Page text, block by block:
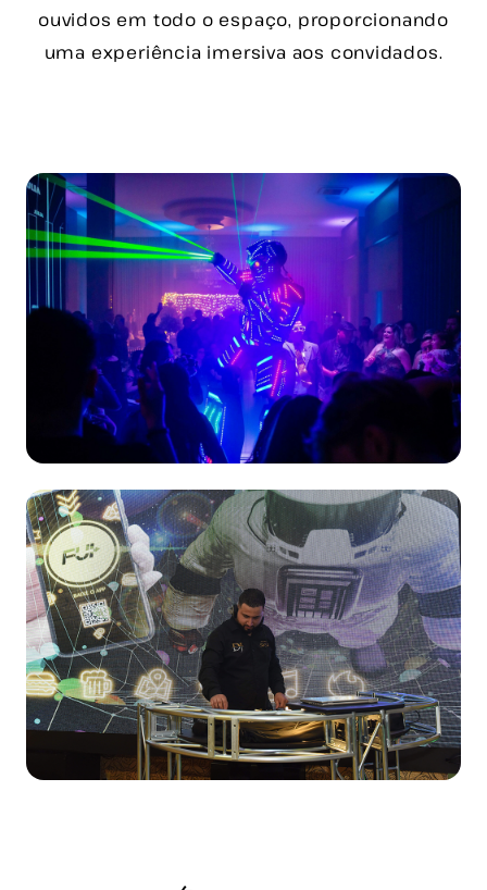
ouvidos em todo o espaço, proporcionando
uma experiência imersiva aos convidados.